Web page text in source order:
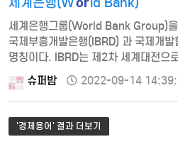
세계은행그룹(World Bank Group)을
국제부흥개발은행(IBRD) 과 국제개
명칭이다. IBRD는 제2차 세계대전으
개발도상국의 경제개발을 위한 장기
1945년 12월 설립되었으며 미국 워싱
IBRD와 IDA는 별개의 법인체지만
겸임하고 있으며 실무 집행부서도 별
통합되어 운영되고 있다. 설립 초기에
슈퍼밤 2022-09-14
'경제용어' 결과 더보기